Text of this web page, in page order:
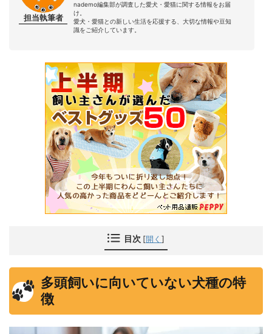
担当執筆者
nademo編集部が調査した愛犬・愛猫に関する情報をお届
け。
愛犬・愛猫との新しい生活を応援する、大切な情報や豆知
識をご紹介しています。
目次 [開く ]
多頭飼いに向いていない犬種の特
徴